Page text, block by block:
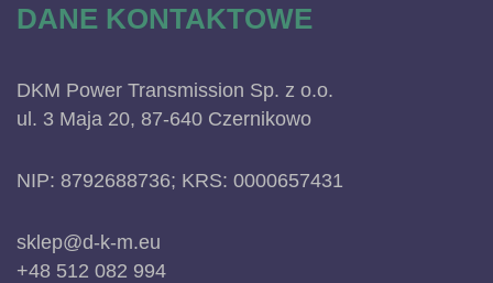
DANE KONTAKTOWE
DKM Power Transmission Sp. z o.o.
ul. 3 Maja 20, 87-640 Czernikowo
NIP: 8792688736; KRS: 0000657431
sklep@d-k-m.eu
+48 512 082 994